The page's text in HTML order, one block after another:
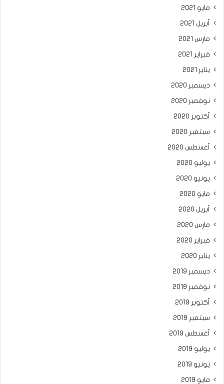
مايو 2021
أبريل 2021
مارس 2021
فبراير 2021
يناير 2021
ديسمبر 2020
نوفمبر 2020
أكتوبر 2020
سبتمبر 2020
أغسطس 2020
يوليو 2020
يونيو 2020
مايو 2020
أبريل 2020
مارس 2020
فبراير 2020
يناير 2020
ديسمبر 2019
نوفمبر 2019
أكتوبر 2019
سبتمبر 2019
أغسطس 2019
يوليو 2019
يونيو 2019
مايو 2019